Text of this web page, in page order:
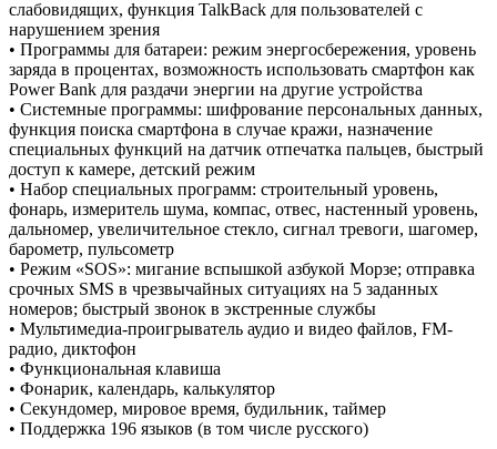
слабовидящих, функция TalkBack для пользователей с
нарушением зрения
• Программы для батареи: режим энергосбережения, уровень
заряда в процентах, возможность использовать смартфон как
Power Bank для раздачи энергии на другие устройства
• Системные программы: шифрование персональных данных,
функция поиска смартфона в случае кражи, назначение
специальных функций на датчик отпечатка пальцев, быстрый
доступ к камере, детский режим
• Набор специальных программ: строительный уровень,
фонарь, измеритель шума, компас, отвес, настенный уровень,
дальномер, увеличительное стекло, сигнал тревоги, шагомер,
барометр, пульсометр
• Режим «SOS»: мигание вспышкой азбукой Морзе; отправка
срочных SMS в чрезвычайных ситуациях на 5 заданных
номеров; быстрый звонок в экстренные службы
• Мультимедиа-проигрыватель аудио и видео файлов, FM-
радио, диктофон
• Функциональная клавиша
• Фонарик, календарь, калькулятор
• Секундомер, мировое время, будильник, таймер
• Поддержка 196 языков (в том числе русского)